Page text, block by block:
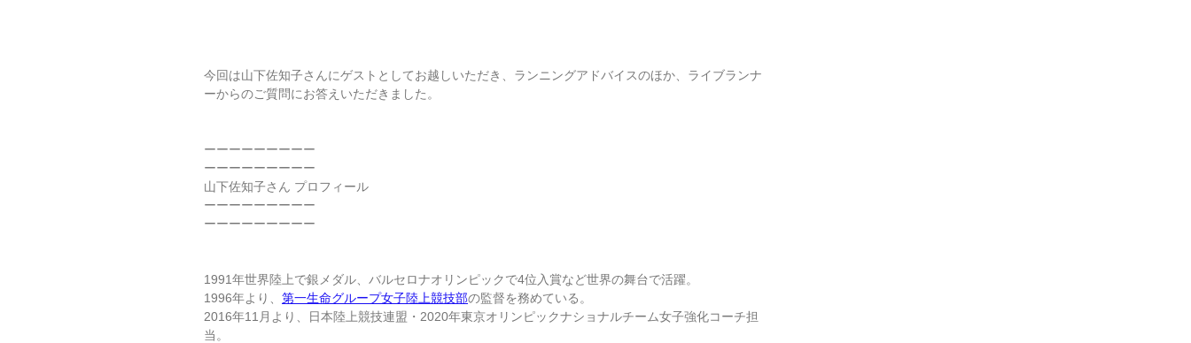
今回は山下佐知子さんにゲストとしてお越しいただき、ランニングアドバイスのほか、ライブランナ
ーからのご質問にお答えいただきました。
ーーーーーーーーー
ーーーーーーーーー
山下佐知子さん プロフィール
ーーーーーーーーー
ーーーーーーーーー
1991年世界陸上で銀メダル、バルセロナオリンピックで4位入賞など世界の舞台で活躍。
1996年より、 第一生命グループ女子陸上競技部の監督を務めている。
2016年11月より、日本陸上競技連盟・2020年東京オリンピックナショナルチーム女子強化コーチ担
当。